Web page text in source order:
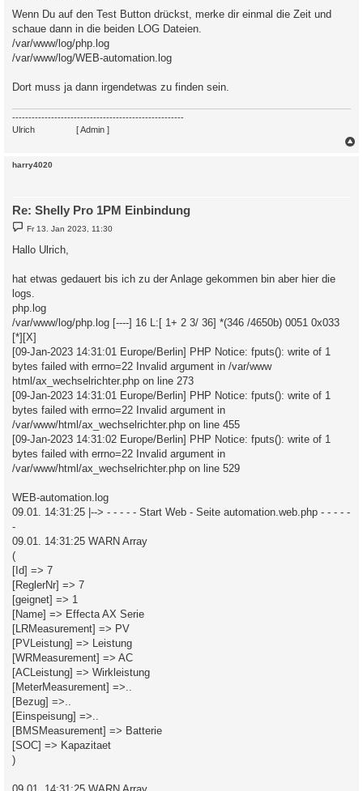
t
r
g
Wenn Du auf den Test Button drückst, merke dir einmal die Zeit und
schaue dann in die beiden LOG Dateien.
/var/www/log/php.log
/var/www/log/WEB-automation.log
Dort muss ja dann irgendetwas zu finden sein.
-----------------------------------------------------
Ulrich
[ Admin ]
harry4020
Re: Shelly Pro 1PM Einbindung
B
e
i
t
g
Fr 13. Jan 2023, 11:30
Hallo Ulrich,
hat etwas gedauert bis ich zu der Anlage gekommen bin aber hier die
logs.
php.log
/var/www/log/php.log [----] 16 L:[ 1+ 2 3/ 36] *(346 /4650b) 0051 0x033
[*][X]
[09-Jan-2023 14:31:01 Europe/Berlin] PHP Notice: fputs(): write of 1
bytes failed with errno=22 Invalid argument in /var/www
html/ax_wechselrichter.php on line 273
[09-Jan-2023 14:31:01 Europe/Berlin] PHP Notice: fputs(): write of 1
bytes failed with errno=22 Invalid argument in
/var/www/html/ax_wechselrichter.php on line 455
[09-Jan-2023 14:31:02 Europe/Berlin] PHP Notice: fputs(): write of 1
bytes failed with errno=22 Invalid argument in
/var/www/html/ax_wechselrichter.php on line 529
WEB-automation.log
09.01. 14:31:25 |--> - - - - - Start Web - Seite automation.web.php - - - - -
-
09.01. 14:31:25 WARN Array
(
[Id] => 7
[ReglerNr] => 7
[geignet] => 1
[Name] => Effecta AX Serie
[LRMeasurement] => PV
[PVLeistung] => Leistung
[WRMeasurement] => AC
[ACLeistung] => Wirkleistung
[MeterMeasurement] =>..
[Bezug] =>..
[Einspeisung] =>..
[BMSMeasurement] => Batterie
[SOC] => Kapazitaet
)